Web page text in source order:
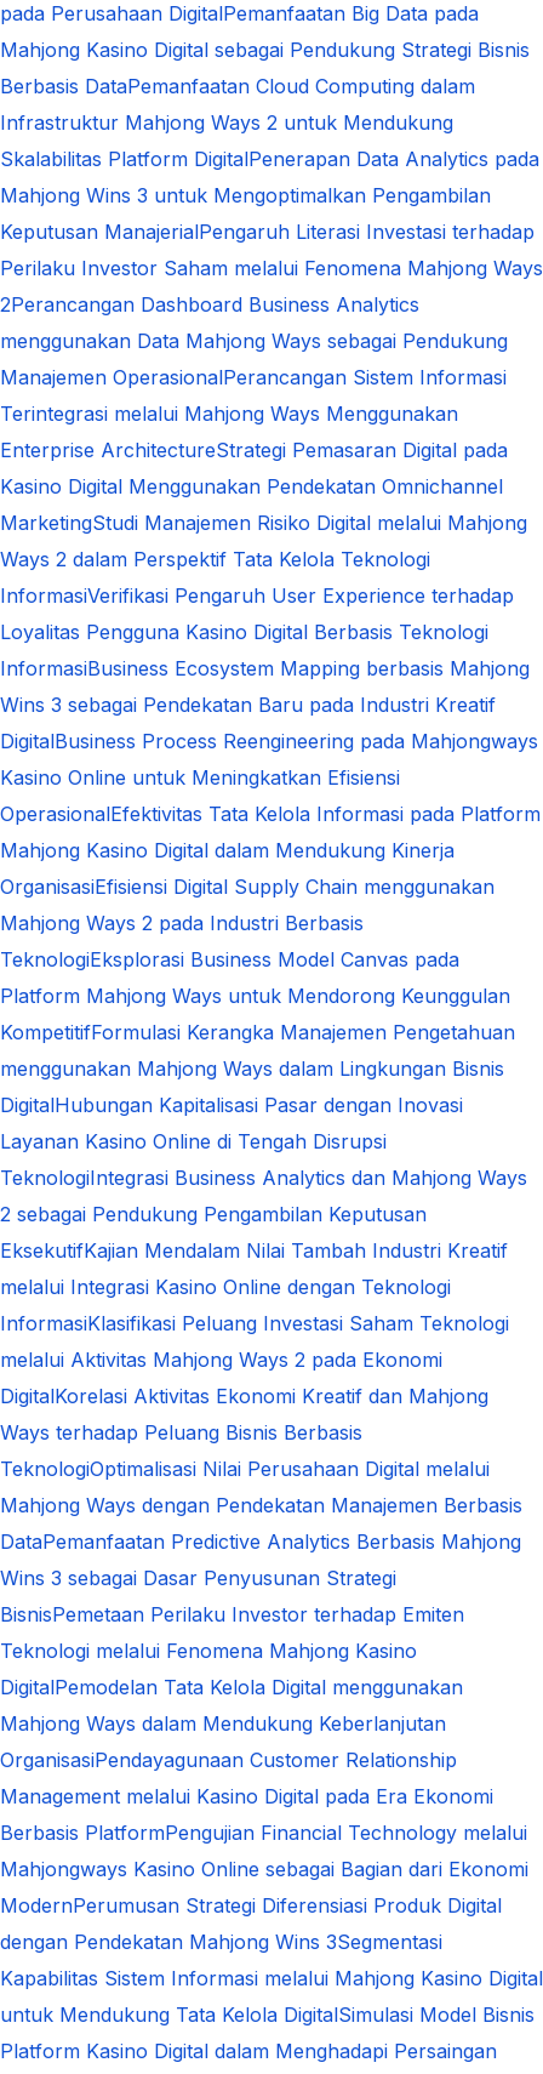
pada Perusahaan DigitalPemanfaatan Big Data pada
Mahjong Kasino Digital sebagai Pendukung Strategi Bisnis
Berbasis DataPemanfaatan Cloud Computing dalam
Infrastruktur Mahjong Ways 2 untuk Mendukung
Skalabilitas Platform DigitalPenerapan Data Analytics pada
Mahjong Wins 3 untuk Mengoptimalkan Pengambilan
Keputusan ManajerialPengaruh Literasi Investasi terhadap
Perilaku Investor Saham melalui Fenomena Mahjong Ways
2Perancangan Dashboard Business Analytics
menggunakan Data Mahjong Ways sebagai Pendukung
Manajemen OperasionalPerancangan Sistem Informasi
Terintegrasi melalui Mahjong Ways Menggunakan
Enterprise ArchitectureStrategi Pemasaran Digital pada
Kasino Digital Menggunakan Pendekatan Omnichannel
MarketingStudi Manajemen Risiko Digital melalui Mahjong
Ways 2 dalam Perspektif Tata Kelola Teknologi
InformasiVerifikasi Pengaruh User Experience terhadap
Loyalitas Pengguna Kasino Digital Berbasis Teknologi
InformasiBusiness Ecosystem Mapping berbasis Mahjong
Wins 3 sebagai Pendekatan Baru pada Industri Kreatif
DigitalBusiness Process Reengineering pada Mahjongways
Kasino Online untuk Meningkatkan Efisiensi
OperasionalEfektivitas Tata Kelola Informasi pada Platform
Mahjong Kasino Digital dalam Mendukung Kinerja
OrganisasiEfisiensi Digital Supply Chain menggunakan
Mahjong Ways 2 pada Industri Berbasis
TeknologiEksplorasi Business Model Canvas pada
Platform Mahjong Ways untuk Mendorong Keunggulan
KompetitifFormulasi Kerangka Manajemen Pengetahuan
menggunakan Mahjong Ways dalam Lingkungan Bisnis
DigitalHubungan Kapitalisasi Pasar dengan Inovasi
Layanan Kasino Online di Tengah Disrupsi
TeknologiIntegrasi Business Analytics dan Mahjong Ways
2 sebagai Pendukung Pengambilan Keputusan
EksekutifKajian Mendalam Nilai Tambah Industri Kreatif
melalui Integrasi Kasino Online dengan Teknologi
InformasiKlasifikasi Peluang Investasi Saham Teknologi
melalui Aktivitas Mahjong Ways 2 pada Ekonomi
DigitalKorelasi Aktivitas Ekonomi Kreatif dan Mahjong
Ways terhadap Peluang Bisnis Berbasis
TeknologiOptimalisasi Nilai Perusahaan Digital melalui
Mahjong Ways dengan Pendekatan Manajemen Berbasis
DataPemanfaatan Predictive Analytics Berbasis Mahjong
Wins 3 sebagai Dasar Penyusunan Strategi
BisnisPemetaan Perilaku Investor terhadap Emiten
Teknologi melalui Fenomena Mahjong Kasino
DigitalPemodelan Tata Kelola Digital menggunakan
Mahjong Ways dalam Mendukung Keberlanjutan
OrganisasiPendayagunaan Customer Relationship
Management melalui Kasino Digital pada Era Ekonomi
Berbasis PlatformPengujian Financial Technology melalui
Mahjongways Kasino Online sebagai Bagian dari Ekonomi
ModernPerumusan Strategi Diferensiasi Produk Digital
dengan Pendekatan Mahjong Wins 3Segmentasi
Kapabilitas Sistem Informasi melalui Mahjong Kasino Digital
untuk Mendukung Tata Kelola DigitalSimulasi Model Bisnis
Platform Kasino Digital dalam Menghadapi Persaingan